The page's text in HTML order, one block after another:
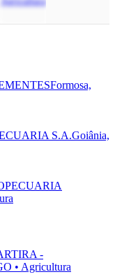
Formosa,
S.A.Goiânia,
-
• Agricultura